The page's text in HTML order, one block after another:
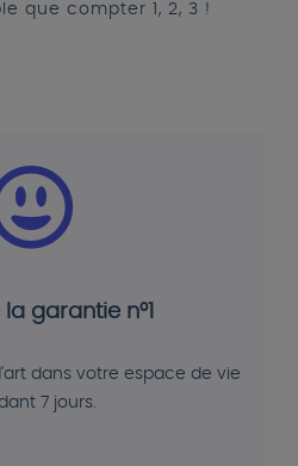
que compter 1, 2, 3 !
garantie n°1
dans votre espace de vie
7 jours.